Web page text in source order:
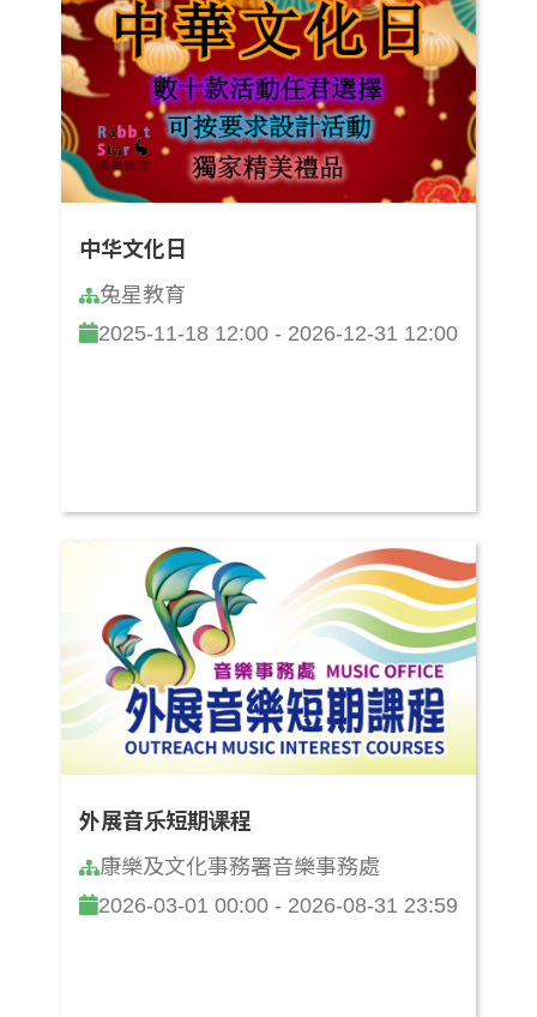
中华文化日
兔星教育
2025-11-18 12:00 - 2026-12-31 12:00
外展音乐短期课程
康樂及文化事務署音樂事務處
2026-03-01 00:00 - 2026-08-31 23:59